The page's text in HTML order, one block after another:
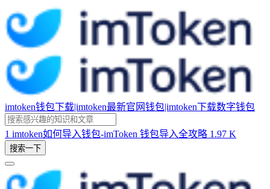
imtoken钱包下载|imtoken最新官网钱包|imtoken下载数字钱包
1 imtoken如何导入钱包-imToken 钱包导入全攻略 1.97 K
搜索一下